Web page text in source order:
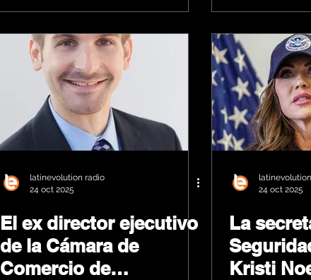
latinevolution radio
24 oct 2025
El ex director ejecutivo
de la Cámara de
Comercio de
24 oct 2025
La
Kristi